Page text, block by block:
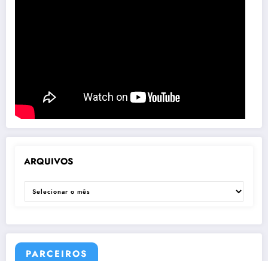
ARQUIVOS
ARQUIVOS
PARCEIROS